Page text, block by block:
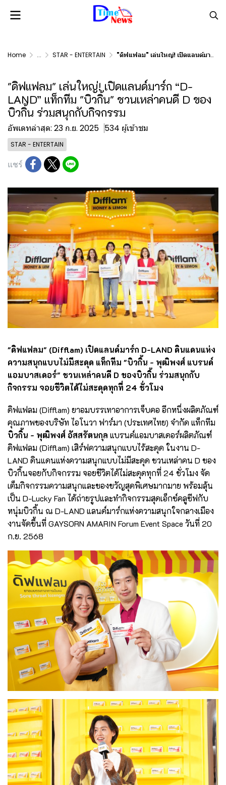
Home ... STAR - ENTERTAIN "ดิฟแฟลม" เล่นใหญ่! เปิดแลนด์มาร์ก “D-LAND” แท็กทีม "บิวกิ้น" ชวนเหล่าคนดี D ของบิวกิ้น ร่วมสนุกกับกิจกรรม
"ดิฟแฟลม" เล่นใหญ่! เปิดแลนด์มาร์ก “D-
LAND” แท็กทีม "บิวกิ้น" ชวนเหล่าคนดี D ของ
บิวกิ้น ร่วมสนุกกับกิจกรรม
อัพเดทล่าสุด: 23 ก.ย. 2025 534 ผู้เข้าชม
STAR - ENTERTAIN
แชร์
"ดิฟแฟลม" (Difflam) เปิดแลนด์มาร์ก D-LAND ดินแดนแห่ง
ความสนุกแบบไม่มีสะดุด แท็กทีม "บิวกิ้น - พุฒิพงศ์ แบรนด์
แอมบาสเดอร์" ชวนเหล่าคนดี D ของบิวกิ้น ร่วมสนุกกับ
กิจกรรม จอยชีวิตได้ไม่สะดุดทุกที่ 24 ชั่วโมง
ดิฟแฟลม (Difflam) ยาอมบรรเทาอาการเจ็บคอ อีกหนึ่งผลิตภัณฑ์
คุณภาพของบริษัท ไอโนวา ฟาร์มา (ประเทศไทย) จำกัด แท็กทีม
บิวกิ้น - พุฒิพงศ์ อัสสรัตนกุล แบรนด์แอมบาสเดอร์ผลิตภัณฑ์
ดิฟแฟลม (Difflam) เสิร์ฟความสนุกแบบไร้สะดุด ในงาน D-
LAND ดินแดนแห่งความสนุกแบบไม่มีสะดุด ชวนเหล่าคน D ของ
บิวกิ้นจอยกับกิจกรรม จอยชีวิตได้ไม่สะดุดทุกที่ 24 ชั่วโมง จัด
เต็มกิจกรรมความสนุกและของขวัญสุดพิเศษมากมาย พร้อมลุ้น
เป็น D-Lucky Fan ได้ถ่ายรูปและทำกิจกรรมสุดเอ็กซ์คลูซีฟกับ
หนุ่มบิวกิ้น ณ D-LAND แลนด์มาร์กแห่งความสนุกใจกลางเมือง
งานจัดขึ้นที่ GAYSORN AMARIN Forum Event Space วันที่ 20
ก.ย. 2568